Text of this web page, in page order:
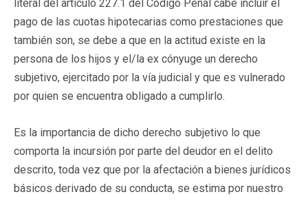
literal del artículo 227.1 del Código Penal cabe incluir el
pago de las cuotas hipotecarias como prestaciones que
también son, se debe a que en la actitud existe en la
persona de los hijos y el/la ex cónyuge un derecho
subjetivo, ejercitado por la vía judicial y que es vulnerado
por quien se encuentra obligado a cumplirlo.
Es la importancia de dicho derecho subjetivo lo que
comporta la incursión por parte del deudor en el delito
descrito, toda vez que por la afectación a bienes jurídicos
básicos derivado de su conducta, se estima por nuestro